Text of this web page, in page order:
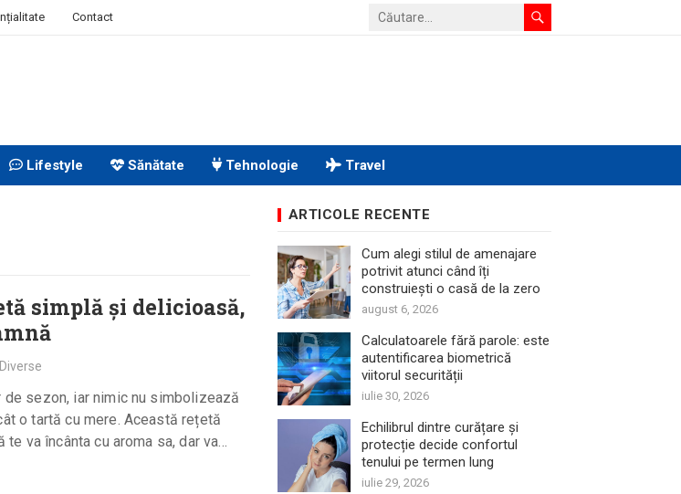
Contact
Lifestyle Sănătate Tehnologie Travel
simplă și delicioasă,
Diverse
sezon, iar nimic nu simbolizează
o tartă cu mere. Această rețetă
va încânta cu aroma sa, dar va…
ARTICOLE RECENTE
Cum alegi stilul de amenajare
potrivit atunci când îți
construiești o casă de la zero
august 6, 2026
Calculatoarele fără parole: este
autentificarea biometrică
viitorul securității
iulie 30, 2026
Echilibrul dintre curățare și
protecție decide confortul
tenului pe termen lung
iulie 29, 2026